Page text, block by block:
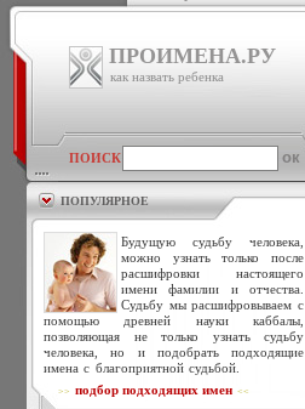
ПРОИМЕНА.РУ
как назвать ребенка
ПОИСК
ПОПУЛЯРНОЕ
Будущую судьбу человека,
можно узнать только после
расшифровки настоящего
имени фамилии и отчества.
Судьбу мы расшифровываем с
помощью древней науки каббалы,
позволяющая не только узнать судьбу
человека, но и подобрать подходящие
имена с благоприятной судьбой.
>> подбор подходящих имен <<